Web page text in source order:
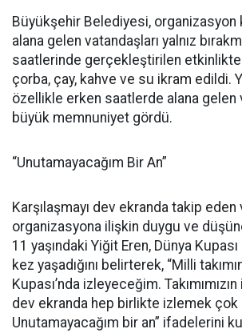
Büyükşehir Belediyesi, organizasyon
alana gelen vatandaşları yalnız
saatlerinde gerçekleştirilen etkinlikte
çorba, çay, kahve ve su ikram edildi.
özellikle erken saatlerde alana gelen
büyük memnuniyet gördü.
“Unutamayacağım Bir An”
Karşılaşmayı dev ekranda takip
organizasyona ilişkin duygu ve
11 yaşındaki Yiğit Eren, Dünya Kupası
kez yaşadığını belirterek, “Milli
Kupası’nda izleyeceğim.
dev ekranda hep birlikte izlemek çok
Unutamayacağım bir an” ifadelerini